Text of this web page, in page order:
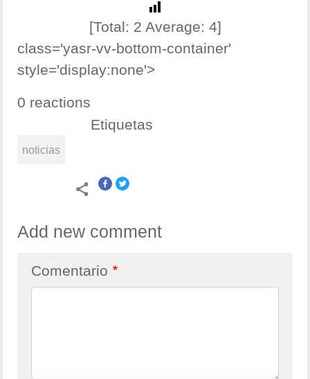
[Total: 2 Average: 4]
class='yasr-vv-bottom-container'
style='display:none'>
0 reactions
Etiquetas
noticias
Add new comment
Comentario